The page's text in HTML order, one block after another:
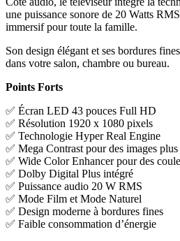
une puissance sonore de 20 Watts
immersif pour toute la famille.
Son design élégant et ses bordures
dans votre salon, chambre ou bureau.
Points Forts
✅ Écran LED 43 pouces Full HD
✅ Résolution 1920 x 1080 pixels
✅ Technologie Hyper Real Engine
✅ Mega Contrast pour des images
✅ Wide Color Enhancer pour des
✅ Dolby Digital Plus intégré
✅ Puissance audio 20 W RMS
✅ Mode Film et Mode Naturel
✅ Design moderne à bordures fines
✅ Faible consommation d’énergie